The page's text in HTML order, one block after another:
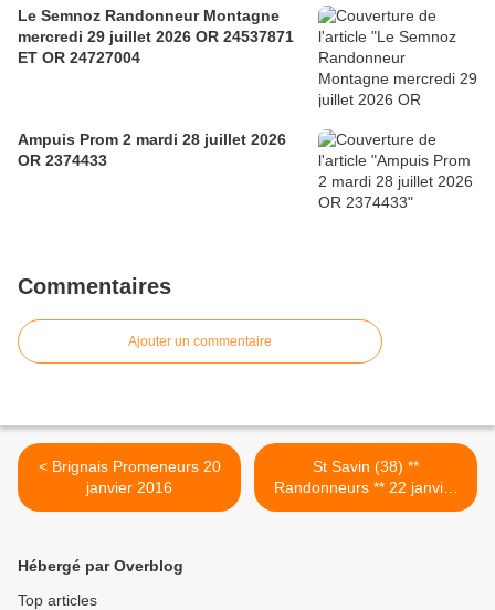
Le Semnoz Randonneur Montagne
mercredi 29 juillet 2026 OR 24537871
ET OR 24727004
Ampuis Prom 2 mardi 28 juillet 2026
OR 2374433
Commentaires
Ajouter un commentaire
< Brignais Promeneurs 20
janvier 2016
St Savin (38) **
Randonneurs ** 22 janvier
2016 >
Hébergé par Overblog
Top articles